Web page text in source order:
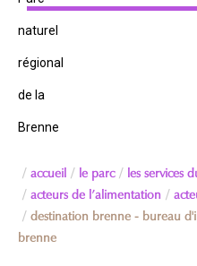
accueil le parc les services
acteurs de l’alimentation
destination brenne - bureau
brenne